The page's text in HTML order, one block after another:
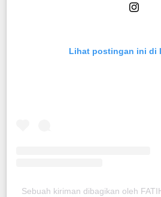
Lihat postingan ini di
Sebuah kiriman dibagikan oleh